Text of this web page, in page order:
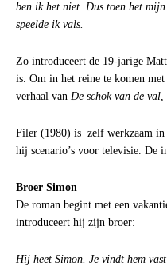
ben ik het niet. Dus toen het
speelde ik vals.
Zo introduceert de 19-jarige
is. Om in het reine te komen
verhaal van De schok van de val,
Filer (1980) is zelf werkzaam in
hij scenario’s voor televisie.
Broer Simon
De roman begint met een
introduceert hij zijn broer:
Hij heet Simon. Je vindt hem